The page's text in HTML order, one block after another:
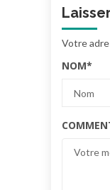
Votre
NOM*